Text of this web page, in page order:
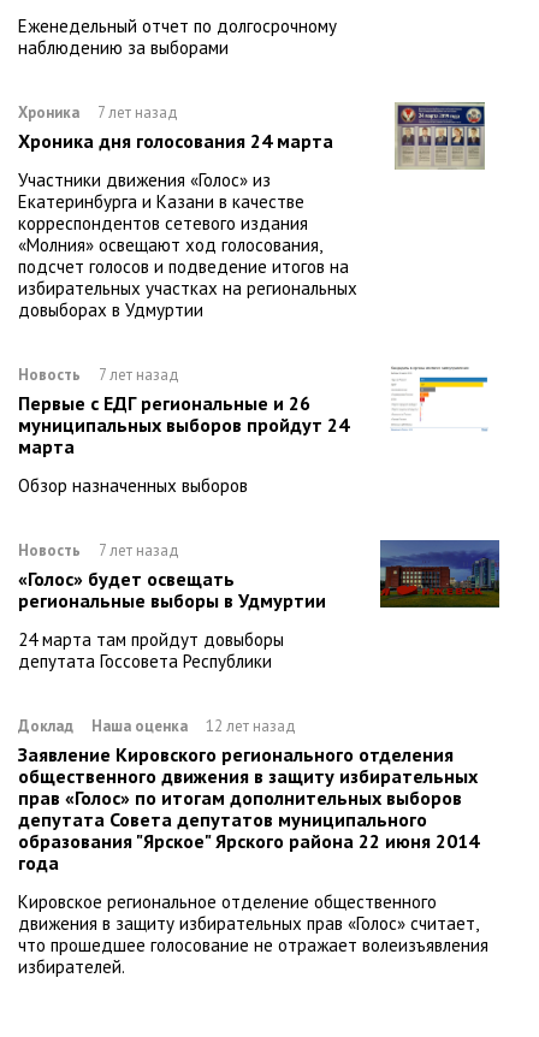
Еженедельный отчет по долгосрочному
наблюдению за выборами
Хроника 7 лет назад
Хроника дня голосования 24 марта
Участники движения «Голос» из
Екатеринбурга и Казани в качестве
корреспондентов сетевого издания
«Молния» освещают ход голосования,
подсчет голосов и подведение итогов на
избирательных участках на региональных
довыборах в Удмуртии
Новость 7 лет назад
Первые с ЕДГ региональные и 26
муниципальных выборов пройдут 24
марта
Обзор назначенных выборов
Новость 7 лет назад
«Голос» будет освещать
региональные выборы в Удмуртии
24 марта там пройдут довыборы
депутата Госсовета Республики
Доклад Наша оценка 12 лет назад
Заявление Кировского регионального отделения
общественного движения в защиту избирательных
прав «Голос» по итогам дополнительных выборов
депутата Совета депутатов муниципального
образования "Ярское" Ярского района 22 июня 2014
года
Кировское региональное отделение общественного
движения в защиту избирательных прав «Голос» считает,
что прошедшее голосование не отражает волеизъявления
избирателей.